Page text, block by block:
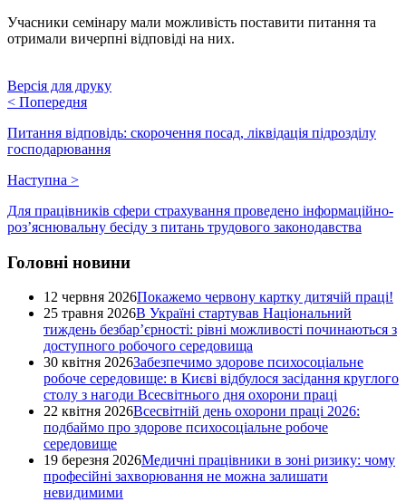
Учасники семінару мали можливість поставити питання та
отримали вичерпні відповіді на них.
Версія для друку
< Попередня
Питання відповідь: скорочення посад, ліквідація підрозділу
господарювання
Наступна >
Для працівників сфери страхування проведено інформаційно-
роз’яснювальну бесіду з питань трудового законодавства
Головні новини
12 червня 2026Покажемо червону картку дитячій праці!
25 травня 2026В Україні стартував Національний
тиждень безбар’єрності: рівні можливості починаються з
доступного робочого середовища
30 квітня 2026Забезпечимо здорове психосоціальне
робоче середовище: в Києві відбулося засідання круглого
столу з нагоди Всесвітнього дня охорони праці
22 квітня 2026Всесвітній день охорони праці 2026:
подбаймо про здорове психосоціальне робоче
середовище
19 березня 2026Медичні працівники в зоні ризику: чому
професійні захворювання не можна залишати
невидимими